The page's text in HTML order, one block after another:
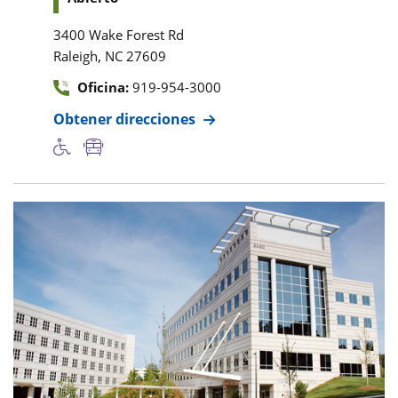
3400 Wake Forest Rd
Raleigh, NC 27609
Oficina: 919-954-3000
Obtener direcciones